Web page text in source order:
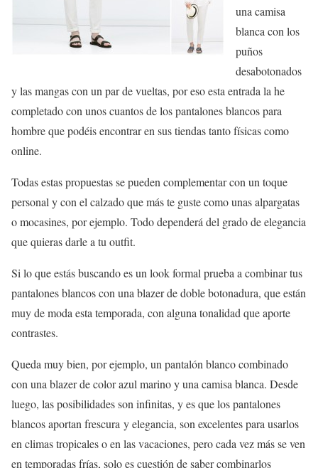
una camisa
blanca con los
puños
desabotonados
y las mangas con un par de vueltas, por eso esta entrada la he
completado con unos cuantos de los pantalones blancos para
hombre que podéis encontrar en sus tiendas tanto físicas como
online.
Todas estas propuestas se pueden complementar con un toque
personal y con el calzado que más te guste como unas alpargatas
o mocasines, por ejemplo. Todo dependerá del grado de elegancia
que quieras darle a tu outfit.
Si lo que estás buscando es un look formal prueba a combinar tus
pantalones blancos con una blazer de doble botonadura, que están
muy de moda esta temporada, con alguna tonalidad que aporte
contrastes.
Queda muy bien, por ejemplo, un pantalón blanco combinado
con una blazer de color azul marino y una camisa blanca. Desde
luego, las posibilidades son infinitas, y es que los pantalones
blancos aportan frescura y elegancia, son excelentes para usarlos
en climas tropicales o en las vacaciones, pero cada vez más se ven
en temporadas frías, solo es cuestión de saber combinarlos